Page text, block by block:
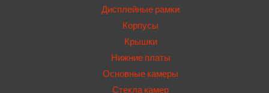
Дисплейные рамки
Корпусы
Крышки
Нижние платы
Основные камеры
Стекла камер